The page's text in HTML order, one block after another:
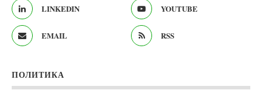
LINKEDIN YOUTUBE
EMAIL RSS
ПОЛИТИКА